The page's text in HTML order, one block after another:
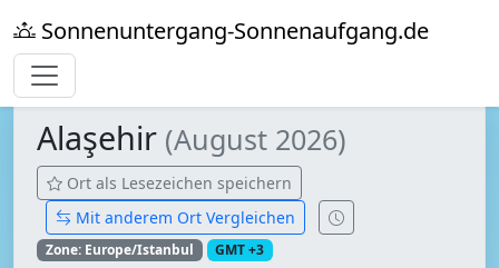
Sonnenuntergang-Sonnenaufgang.de
Alaşehir (August 2026)
Ort als Lesezeichen speichern
Mit anderem Ort Vergleichen
Zone: Europe/Istanbul GMT +3